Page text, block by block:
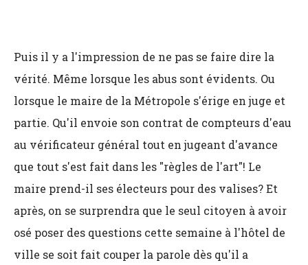
Puis il y a l'impression de ne pas se faire dire la
vérité. Même lorsque les abus sont évidents. Ou
lorsque le maire de la Métropole s'érige en juge et
partie. Qu'il envoie son contrat de compteurs d'eau
au vérificateur général tout en jugeant d'avance
que tout s'est fait dans les "règles de l'art"! Le
maire prend-il ses électeurs pour des valises? Et
après, on se surprendra que le seul citoyen à avoir
osé poser des questions cette semaine à l'hôtel de
ville se soit fait couper la parole dès qu'il a